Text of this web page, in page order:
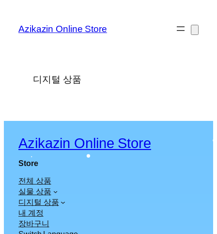
Azikazin Online Store
디지털 상품
Azikazin Online Store
Store
전체 상품
실물 상품
디지털 상품
내 계정
장바구니